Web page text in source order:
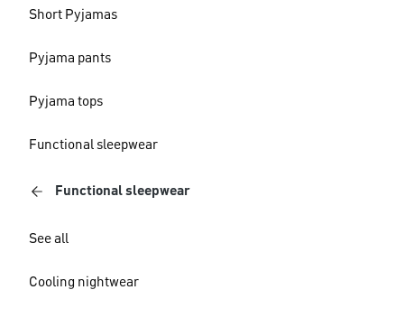
Short Pyjamas
Pyjama pants
Pyjama tops
Functional sleepwear
Functional sleepwear
See all
Cooling nightwear